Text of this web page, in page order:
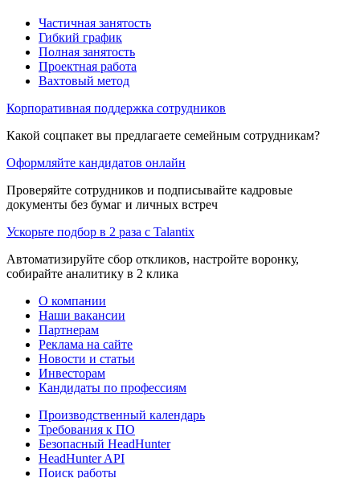
Частичная занятость
Гибкий график
Полная занятость
Проектная работа
Вахтовый метод
Корпоративная поддержка сотрудников
Какой соцпакет вы предлагаете семейным сотрудникам?
Оформляйте кандидатов онлайн
Проверяйте сотрудников и подписывайте кадровые
документы без бумаг и личных встреч
Ускорьте подбор в 2 раза с Talantix
Автоматизируйте сбор откликов, настройте воронку,
собирайте аналитику в 2 клика
О компании
Наши вакансии
Партнерам
Реклама на сайте
Новости и статьи
Инвесторам
Кандидаты по профессиям
Производственный календарь
Требования к ПО
Безопасный HeadHunter
HeadHunter API
Поиск работы